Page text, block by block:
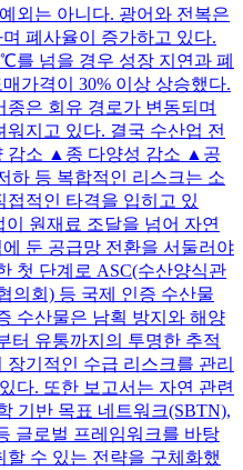
외는 아니다. 광어와 전복은
폐사율이 증가하고 있다.
를 넘을 경우 성장 지연과 폐
가격이 30% 이상 상승했다.
은 회유 경로가 변동되며
지고 있다. 결국 수산업 전
감소 ▲종 다양성 감소 ▲공
하 등 복합적인 리스크는 소
적인 타격을 입히고 있
원재료 조달을 넘어 자연
둔 공급망 전환을 서둘러야
첫 단계로 ASC(수산양식관
의회) 등 국제 인증 수산물
수산물은 남획 방지와 해양
터 유통까지의 투명한 추적
기적인 수급 리스크를 관리
다. 또한 보고서는 자연 관련
기반 목표 네트워크(SBTN),
글로벌 프레임워크를 바탕
수 있는 전략을 구체화했